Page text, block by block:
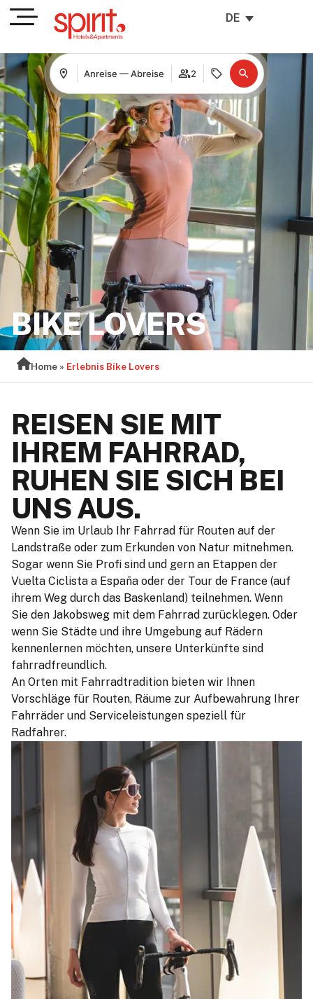
DE
Anreise — Abreise 2
BIKE LOVERS
Home » Erlebnis Bike Lovers
REISEN SIE MIT
IHREM FAHRRAD,
RUHEN SIE SICH BEI
UNS AUS.
Wenn Sie im Urlaub Ihr Fahrrad für Routen auf der
Landstraße oder zum Erkunden von Natur mitnehmen.
Sogar wenn Sie Profi sind und gern an Etappen der
Vuelta Ciclista a España oder der Tour de France (auf
ihrem Weg durch das Baskenland) teilnehmen. Wenn
Sie den Jakobsweg mit dem Fahrrad zurücklegen. Oder
wenn Sie Städte und ihre Umgebung auf Rädern
kennenlernen möchten, unsere Unterkünfte sind
fahrradfreundlich.
An Orten mit Fahrradtradition bieten wir Ihnen
Vorschläge für Routen, Räume zur Aufbewahrung Ihrer
Fahrräder und Serviceleistungen speziell für
Radfahrer.